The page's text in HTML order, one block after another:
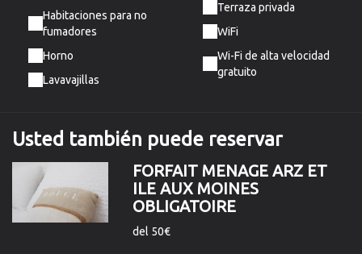
Habitaciones para no
fumadores
Horno
Lavavajillas
Terraza privada
WiFi
Wi-Fi de alta velocidad
gratuito
Usted también puede reservar
FORFAIT MENAGE ARZ ET
ILE AUX MOINES
OBLIGATOIRE
del 50€